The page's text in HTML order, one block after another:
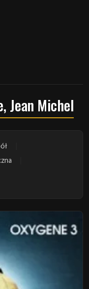
Jean Michel